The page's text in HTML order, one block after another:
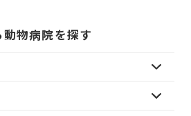
物病院を探す